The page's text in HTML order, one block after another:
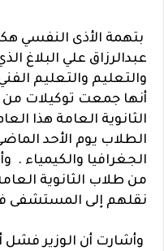
بتهمة الأذى النفسي
عبدالرزاق علي البلاغ
والتعليم والتعليم
أنها جمعت توكيلات
الثانوية العامة هذا
الطلاب يوم الأحد
الجغرافيا والكيمياء .
من طلاب الثانوية
نقلهم إلى المستشفى
وأشارت أن الوزير